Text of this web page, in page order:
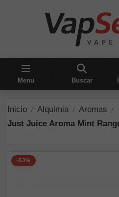
Menu Buscar
Inicio Alquimia
Aromas
Just Juice Aroma Mint
-53%